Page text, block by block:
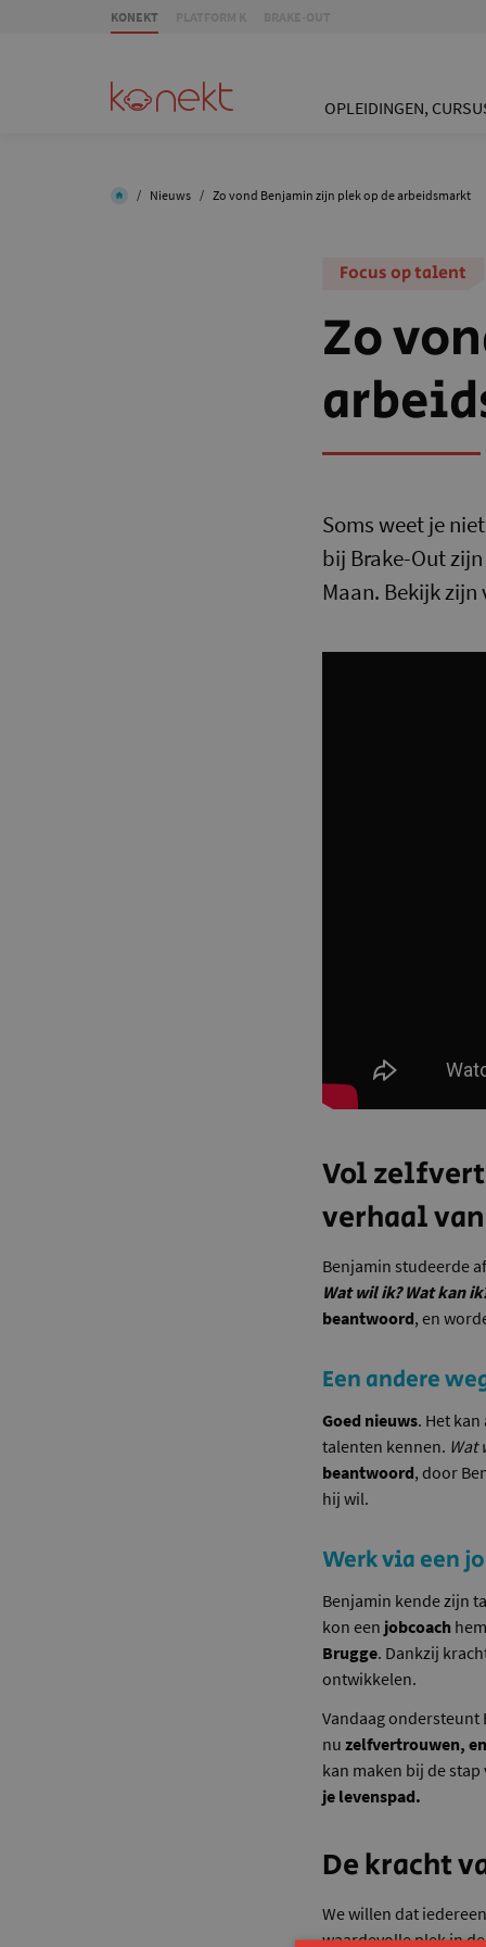
KONEKT
OPLEIDINGEN,
/ Nieuws / Zo vond Benjamin zijn plek op de arbeidsmarkt
Focus op talent
Zo
Soms weet je
bij Brake-Out
Maan. Bekijk
Vol
verhaal
Benjamin studeerde
Wat wil ik? Wat kan
beantwoord, en
Een andere
Goed nieuws. Het
talenten kennen. Wat
beantwoord, door
hij wil.
Werk via een
Benjamin kende zijn
kon een jobcoach
Brugge. Dankzij
ontwikkelen.
Vandaag ondersteunt
nuzelfvertrouwen,
kan maken bij de
je levenspad.
De kracht
We willen dat
waardevolle plek in